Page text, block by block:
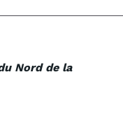
Nord de la